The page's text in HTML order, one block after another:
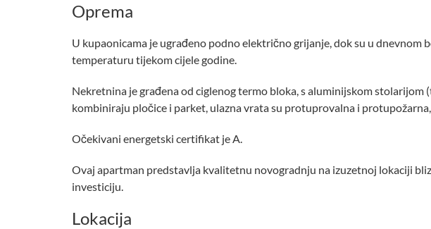
Oprema
U kupaonicama je ugrađeno podno električno grijanje, dok su u
temperaturu tijekom cijele godine.
Nekretnina je građena od ciglenog termo bloka, s aluminijskom
kombiniraju pločice i parket, ulazna vrata su protuprovalna i
Očekivani energetski certifikat je A.
Ovaj apartman predstavlja kvalitetnu novogradnju na izuzetnoj lokaciji
investiciju.
Lokacija